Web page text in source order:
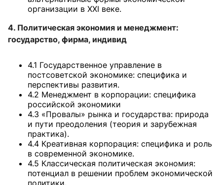
организации в XXI веке.
4. Политическая экономия и менеджмент:
государство, фирма, индивид
4.1 Государственное управление в
постсоветской экономике: специфика и
перспективы развития.
4.2 Менеджмент в корпорации: специфика
российской экономики
4.3 «Провалы» рынка и государства: природа
и пути преодоления (теория и зарубежная
практика).
4.4 Креативная корпорация: специфика и роль
в современной экономике.
4.5 Классическая политическая экономия:
потенциал в решении проблем экономической
политики.